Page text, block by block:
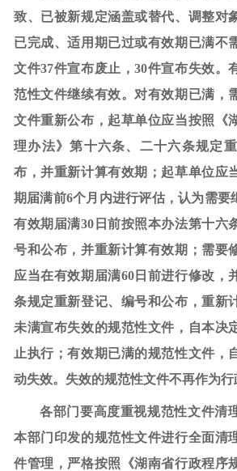
致、已被新规定涵盖或替代、调整对
已完成、适用期已过或有效期已满不
文件37件宣布废止，30件宣布失效。
范性文件继续有效。对有效期已满，
文件重新公布，起草单位应当按照《
理办法》第十六条、二十六条规定
布，并重新计算有效期；起草单位应
期届满前6个月内进行评估，认为需要
有效期届满30日前按照本办法第十六
号和公布，并重新计算有效期；需要
应当在有效期届满60日前进行修改，
条规定重新登记、编号和公布，重新
未满宣布失效的规范性文件，自本决
止执行；有效期已满的规范性文件，
动失效。失效的规范性文件不再作为行
各部门要高度重视规范性文件清
本部门印发的规范性文件进行全面清
件管理，严格按照《湖南省行政程序